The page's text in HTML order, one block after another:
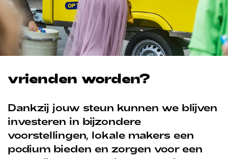
vrienden worden?
Dankzij jouw steun kunnen we blijven
investeren in bijzondere
voorstellingen, lokale makers een
podium bieden en zorgen voor een